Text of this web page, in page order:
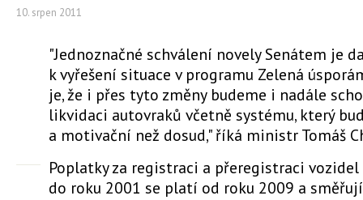
10. srpen 2011
"Jednoznačné schválení novely Senátem je
k vyřešení situace v programu Zelená
je, že i přes tyto změny budeme i nadále
likvidaci autovraků včetně systému, který
a motivační než dosud," říká ministr Tomáš
Poplatky za registraci a přeregistraci vozidel
do roku 2001 se platí od roku 2009 a